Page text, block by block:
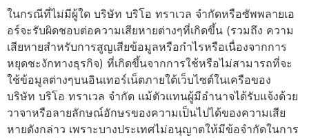
ในกรณีที่ไม่มีผู้ใด บริษัท บริโอ ทราเวล จำกัดหรือซัพพลายเอ
อร์จะรับผิดชอบต่อความเสียหายต่างๆที่เกิดขึ้น (รวมถึง ความ
เสียหายสำหรับการสูญเสียข้อมูลหรือกำไรหรือเนื่องจากการ
หยุดชะงักทางธุรกิจ) ที่เกิดขึ้นจากการใช้หรือไม่สามารถที่จะ
ใช้ข้อมูลต่างๆบนอินเทอร์เน็ตภายใต้เว็บไซต์ในเครือของ
บริษัท บริโอ ทราเวล จำกัด แม้ตัวแทนผู้มีอำนาจได้รับแจ้งด้วย
วาจาหรือลายลักษณ์อักษรของความเป็นไปได้ของความเสีย
หายดังกล่าว เพราะบางประเทศไม่อนุญาตให้มีข้อจำกัดในการ